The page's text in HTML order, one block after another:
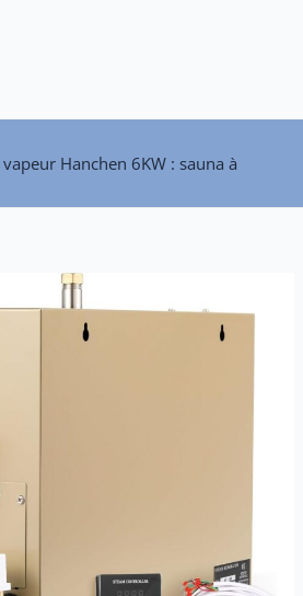
Hanchen 6KW : sauna à